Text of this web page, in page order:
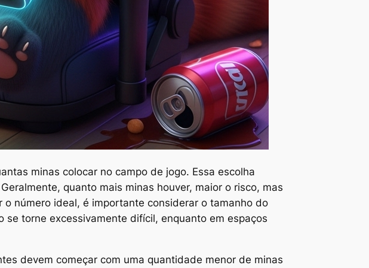
minas colocar no campo de jogo. Essa escolha
quanto mais minas houver, maior o risco, mas
número ideal, é importante considerar o tamanho do
se torne excessivamente difícil, enquanto em espaços
devem começar com uma quantidade menor de minas